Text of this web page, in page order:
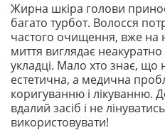
Жирна шкіра голови
багато турбот. Волосся
частого очищення, вже на
миття виглядає неакуратно
укладці. Мало хто знає,
естетична, а медична
коригуванню і лікуванню.
вдалий засіб і не
використовувати!